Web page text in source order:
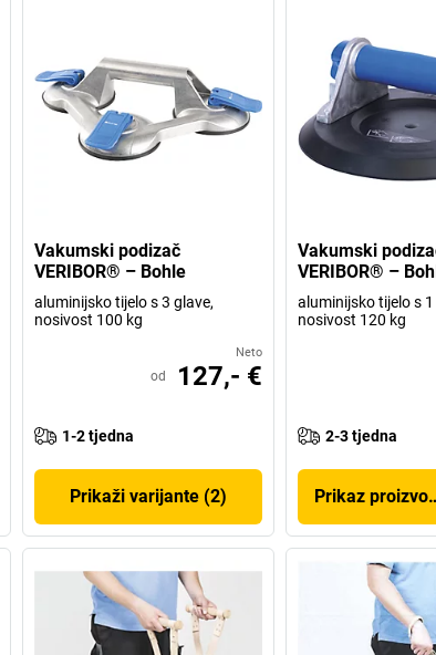
Vakumski podizač
VERIBOR® – Bohle
aluminijsko tijelo s 3 glave,
nosivost 100 kg
Neto
od 127,- €
1-2 tjedna
Prikaži varijante (2)
Vakumski
VERIBOR® –
aluminijsko tijelo s
nosivost 120 kg
2-3 tjedna
Prikaz